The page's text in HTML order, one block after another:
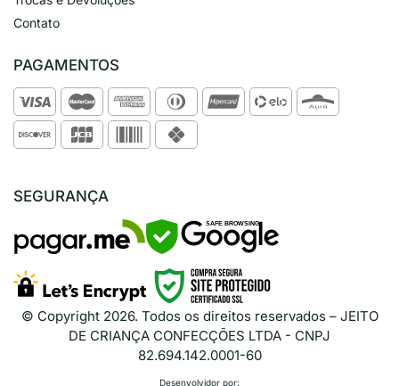
Contato
PAGAMENTOS
SEGURANÇA
SAFE BROWSING
© Copyright 2026. Todos os direitos reservados – JEITO
DE CRIANÇA CONFECÇÕES LTDA - CNPJ
82.694.142.0001-60
Desenvolvidor por: